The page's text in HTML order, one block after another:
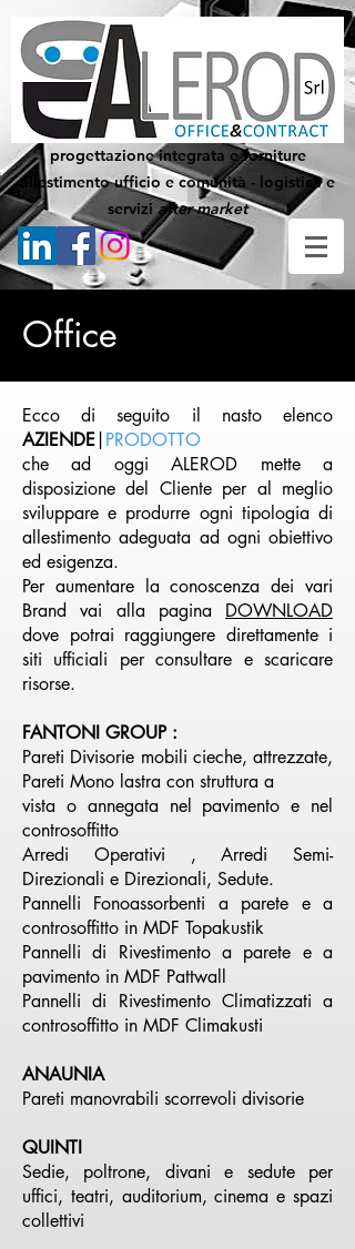
progettazione integrata e forniture
allestimento ufficio e comunità - logistica e
servizi after market
Office
Ecco di seguito il nasto elenco
AZIENDE PRODOTTO
che ad oggi ALEROD mette a
disposizione del Cliente per al meglio
sviluppare e produrre ogni tipologia di
allestimento adeguata ad ogni obiettivo
ed esigenza.
Per aumentare la conoscenza dei vari
Brand vai alla pagina DOWNLOAD
dove potrai raggiungere direttamente i
siti ufficiali per consultare e scaricare
risorse.
FANTONI GROUP :
Pareti Divisorie mobili cieche, attrezzate,
Pareti Mono lastra con struttura a
vista o annegata nel pavimento e nel
controsoffitto
Arredi Operativi , Arredi Semi-
Direzionali e Direzionali, Sedute.
Pannelli Fonoassorbenti a parete e a
controsoffitto in MDF Topakustik
Pannelli di Rivestimento a parete e a
pavimento in MDF Pattwall
Pannelli di Rivestimento Climatizzati a
controsoffitto in MDF Climakusti
ANAUNIA
Pareti manovrabili scorrevoli divisorie
QUINTI
Sedie, poltrone, divani e sedute per
uffici, teatri, auditorium, cinema e spazi
collettivi